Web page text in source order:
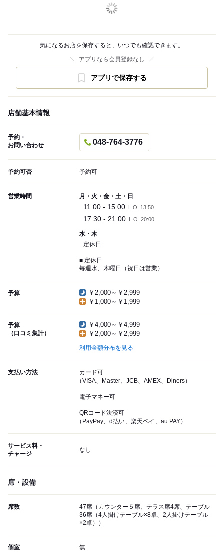
気になるお店を保存すると、いつでも確認できます。
アプリなら会員登録なし
アプリで保存する
店舗基本情報
予約・
お問い合わせ
048-764-3776
予約可否 予約可
営業時間 月・火・金・土・日
11:00 - 15:00 L.O. 13:50
17:30 - 21:00 L.O. 20:00
水・木
定休日
■ 定休日
毎週水、木曜日（祝日は営業）
予算
￥2,000～￥2,999
￥1,000～￥1,999
予算
（口コミ集計）
￥4,000～￥4,999
￥2,000～￥2,999
利用金額分布を見る
支払い方法
カード可
（VISA、Master、JCB、AMEX、Diners）
電子マネー可
QRコード決済可
（PayPay、d払い、楽天ペイ、au PAY）
サービス料・
チャージ
なし
席・設備
席数
47席（カウンター５席、テラス席4席、テーブル
36席（4人掛けテーブル×8卓、2人掛けテーブル
×2卓））
個室 無